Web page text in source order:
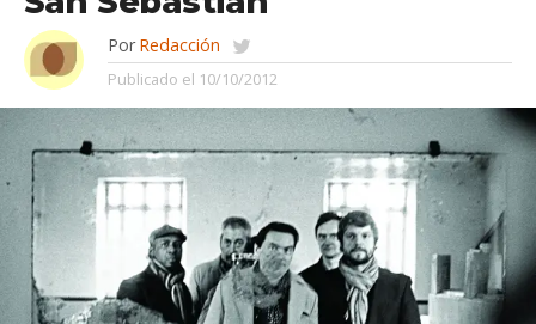
Por Redacción
Publicado el 10/10/2012